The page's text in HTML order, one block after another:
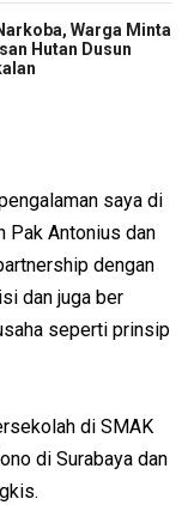
Warga Minta
Hutan Dusun
saya di
Pak Antonius dan
dengan
dan juga ber
seperti prinsip
di SMAK
di Surabaya dan